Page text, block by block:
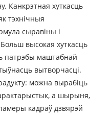
Канкрэтная хуткасць
тэхнічныя
сыравіны і
высокая хуткасць
патрэбы маштабнай
вытворчасці.
можна вырабіць
а шырыня,
кадраў дзвярэй